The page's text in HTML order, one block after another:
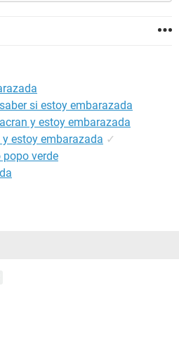
si estoy embarazada
y estoy embarazada
estoy embarazada ✓
verde